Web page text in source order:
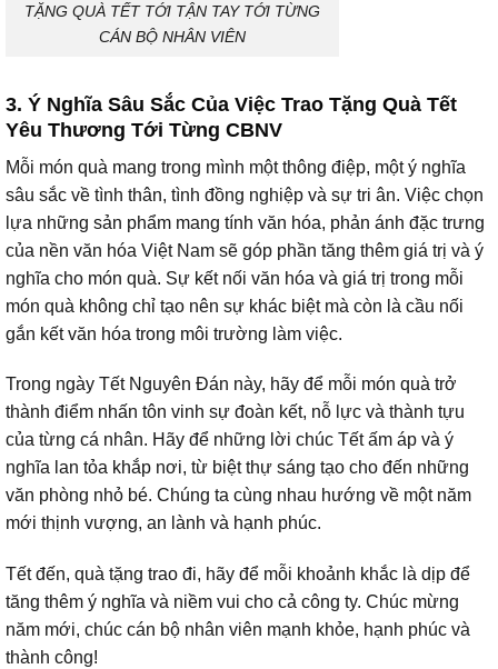
TẶNG QUÀ TẾT TỚI TẬN TAY TỚI TỪNG
CÁN BỘ NHÂN VIÊN
3. Ý Nghĩa Sâu Sắc Của Việc Trao Tặng Quà Tết
Yêu Thương Tới Từng CBNV
Mỗi món quà mang trong mình một thông điệp, một ý nghĩa
sâu sắc về tình thân, tình đồng nghiệp và sự tri ân. Việc chọn
lựa những sản phẩm mang tính văn hóa, phản ánh đặc trưng
của nền văn hóa Việt Nam sẽ góp phần tăng thêm giá trị và ý
nghĩa cho món quà. Sự kết nối văn hóa và giá trị trong mỗi
món quà không chỉ tạo nên sự khác biệt mà còn là cầu nối
gắn kết văn hóa trong môi trường làm việc.
Trong ngày Tết Nguyên Đán này, hãy để mỗi món quà trở
thành điểm nhấn tôn vinh sự đoàn kết, nỗ lực và thành tựu
của từng cá nhân. Hãy để những lời chúc Tết ấm áp và ý
nghĩa lan tỏa khắp nơi, từ biệt thự sáng tạo cho đến những
văn phòng nhỏ bé. Chúng ta cùng nhau hướng về một năm
mới thịnh vượng, an lành và hạnh phúc.
Tết đến, quà tặng trao đi, hãy để mỗi khoảnh khắc là dịp để
tăng thêm ý nghĩa và niềm vui cho cả công ty. Chúc mừng
năm mới, chúc cán bộ nhân viên mạnh khỏe, hạnh phúc và
thành công!